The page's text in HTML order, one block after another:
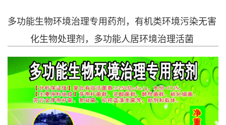
多功能生物环境治理专用药剂，有机类环境污染无害
化生物处理剂，多功能人居环境治理活菌